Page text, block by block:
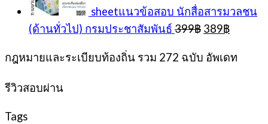
sheetแนวข้อสอบ นักสื่อสารมวลชน
(ด้านทั่วไป) กรมประชาสัมพันธ์ 399฿ Original
was:
389฿Current
is:
กฎหมายและระเบียบท้องถิ่น รวม 272 ฉบับ อัพเดท
รีวิวสอบผ่าน
Tags